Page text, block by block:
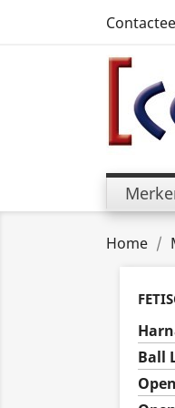
Home
Ball